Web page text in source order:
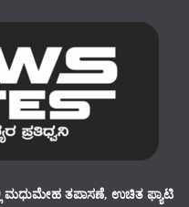
ಮಧುಮೇಹ ತಪಾಸಣೆ, ಉಚಿತ ಫ್ಯಾಟಿ